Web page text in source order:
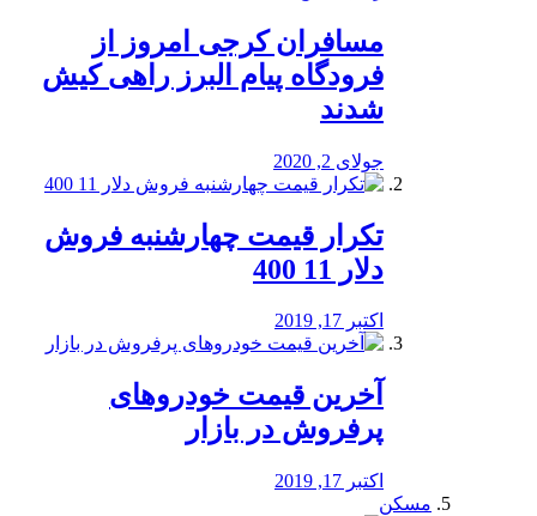
مسافران کرجی امروز از
فرودگاه پیام البرز راهی کیش
شدند
جولای 2, 2020
تکرار قیمت چهارشنبه فروش
دلار 11 400
اکتبر 17, 2019
آخرین قیمت خودرو‌های
پرفروش در بازار
اکتبر 17, 2019
مسکن